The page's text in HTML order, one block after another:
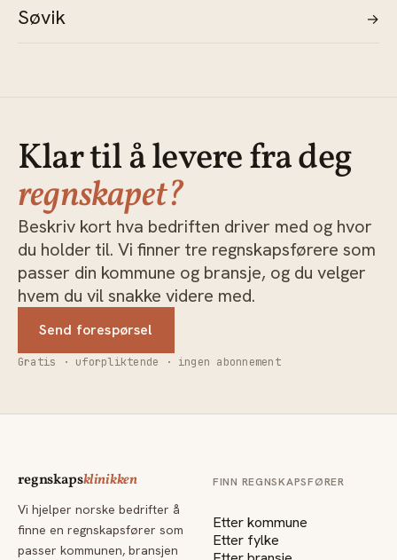
Søvik →
Klar til å levere fra deg
regnskapet?
Beskriv kort hva bedriften driver med og hvor
du holder til. Vi finner tre regnskapsførere som
passer din kommune og bransje, og du velger
hvem du vil snakke videre med.
Send forespørsel
Gratis · uforpliktende · ingen abonnement
regnskapsklinikken
Vi hjelper norske bedrifter å
finne en regnskapsfører som
passer kommunen, bransjen
FINN REGNSKAPSFØRER
Etter kommune
Etter fylke